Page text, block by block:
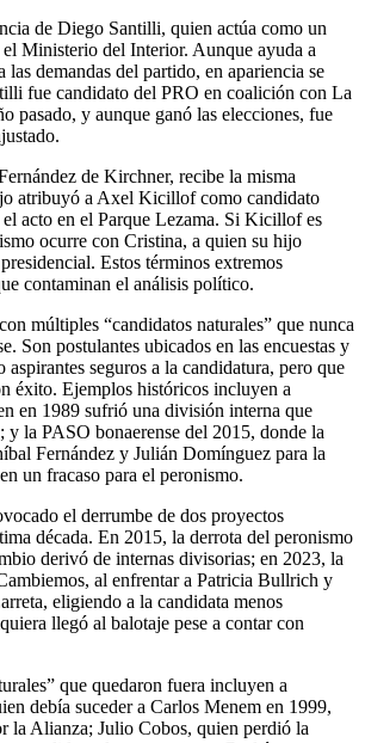
de Diego Santilli, quien actúa como un
Ministerio del Interior. Aunque ayuda a
las demandas del partido, en apariencia se
fue candidato del PRO en coalición con La
pasado, y aunque ganó las elecciones, fue
de Kirchner, recibe la misma
atribuyó a Axel Kicillof como candidato
acto en el Parque Lezama. Si Kicillof es
ocurre con Cristina, a quien su hijo
Estos términos extremos
contaminan el análisis político.
múltiples “candidatos naturales” que nunca
Son postulantes ubicados en las encuestas y
seguros a la candidatura, pero que
éxito. Ejemplos históricos incluyen a
en 1989 sufrió una división interna que
y la PASO bonaerense del 2015, donde la
Fernández y Julián Domínguez para la
un fracaso para el peronismo.
el derrumbe de dos proyectos
década. En 2015, la derrota del peronismo
derivó de internas divisorias; en 2023, la
al enfrentar a Patricia Bullrich y
eligiendo a la candidata menos
llegó al balotaje pese a contar con
que quedaron fuera incluyen a
debía suceder a Carlos Menem en 1999,
la Alianza; Julio Cobos, quien perdió la